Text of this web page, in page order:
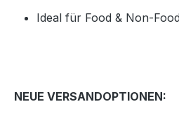
Ideal für Food &
NEUE VERSANDOPTIONEN: